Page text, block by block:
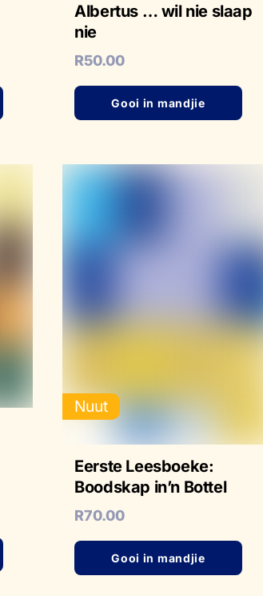
Albertus … wil nie slaap
nie
R50.00
Gooi in mandjie
Nuut
Eerste Leesboeke:
Boodskap in’n Bottel
R70.00
Gooi in mandjie